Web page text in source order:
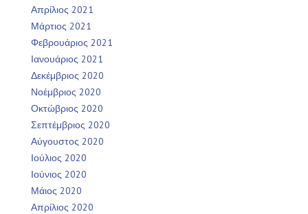
Απρίλιος 2021
Μάρτιος 2021
Φεβρουάριος 2021
Ιανουάριος 2021
Δεκέμβριος 2020
Νοέμβριος 2020
Οκτώβριος 2020
Σεπτέμβριος 2020
Αύγουστος 2020
Ιούλιος 2020
Ιούνιος 2020
Μάιος 2020
Απρίλιος 2020